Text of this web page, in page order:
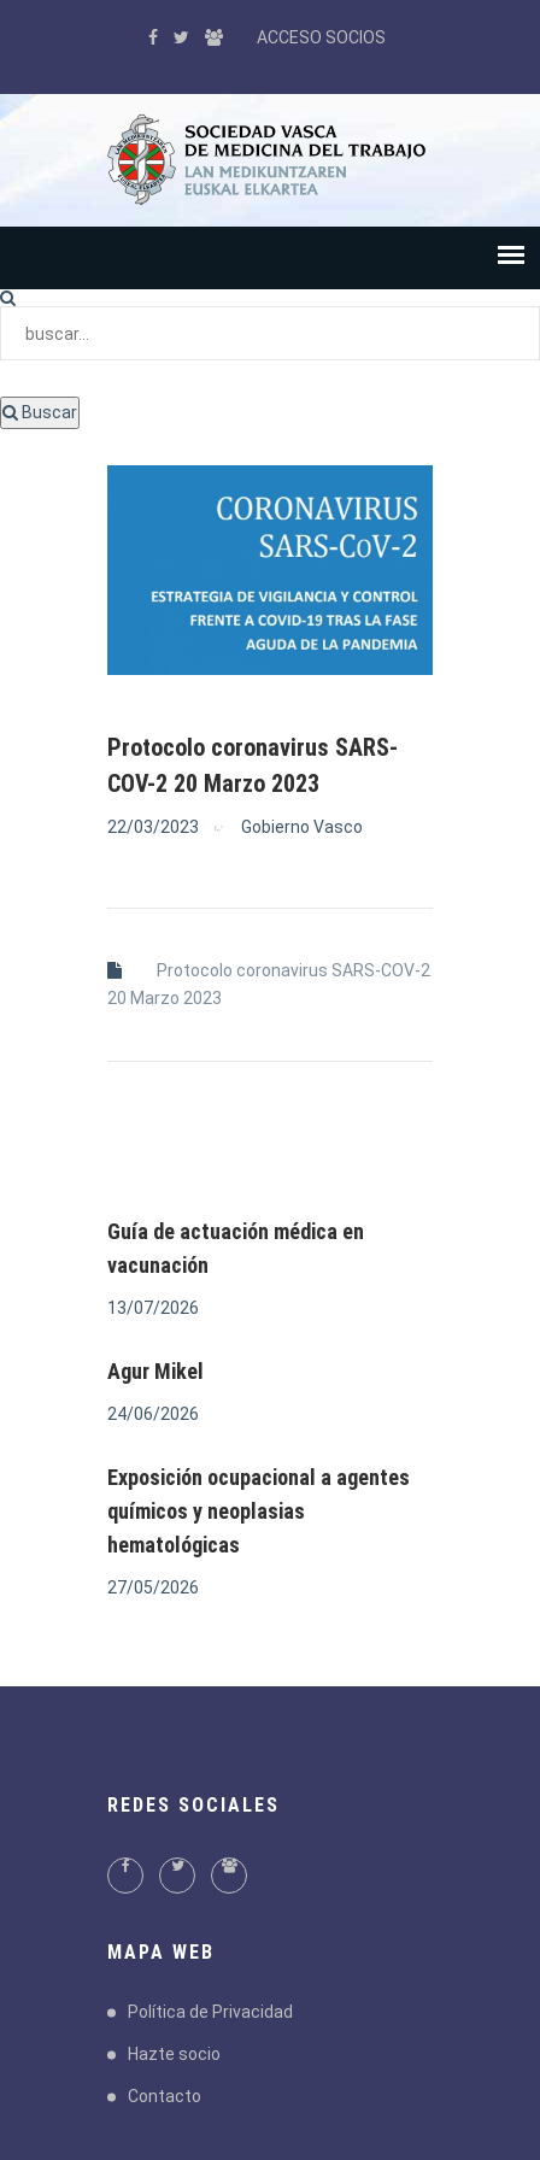
ACCESO SOCIOS
Buscar
Protocolo coronavirus SARS-
COV-2 20 Marzo 2023
22/03/2023 Gobierno Vasco
Protocolo coronavirus SARS-COV-2
20 Marzo 2023
Guía de actuación médica en
vacunación
13/07/2026
Agur Mikel
24/06/2026
Exposición ocupacional a agentes
químicos y neoplasias
hematológicas
27/05/2026
REDES SOCIALES
MAPA WEB
Política de Privacidad
Hazte socio
Contacto